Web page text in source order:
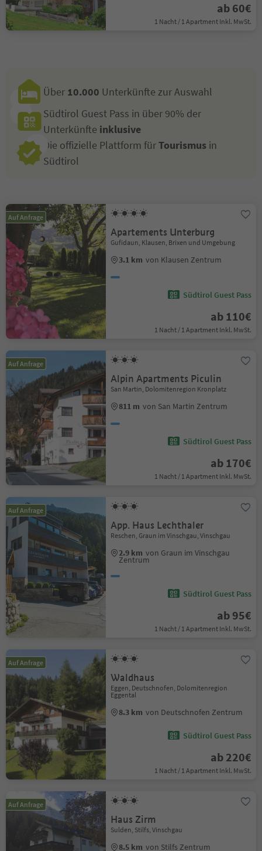
ab 60€
1 Nacht / 1 Apartment Inkl. MwSt.
Über 10.000 Unterkünfte zur Auswahl
Südtirol Guest Pass in über 90% der
Unterkünfte inklusive
Die offizielle Plattform fürTourismus in
Südtirol
Auf Anfrage
Apartements Unterburg
Gufidaun, Klausen, Brixen und Umgebung
3.1 km von Klausen Zentrum
Südtirol Guest Pass
ab 110€
1 Nacht / 1 Apartment Inkl. MwSt.
Auf Anfrage
Alpin Apartments Piculin
San Martin, Dolomitenregion Kronplatz
811 m von San Martin Zentrum
Südtirol Guest Pass
ab 170€
1 Nacht / 1 Apartment Inkl. MwSt.
Auf Anfrage
App. Haus Lechthaler
Reschen, Graun im Vinschgau, Vinschgau
2.9 km von Graun im Vinschgau
Zentrum
Südtirol Guest Pass
ab 95€
1 Nacht / 1 Apartment Inkl. MwSt.
Auf Anfrage
Waldhaus
Eggen, Deutschnofen, Dolomitenregion
Eggental
8.3 km von Deutschnofen Zentrum
Südtirol Guest Pass
ab 220€
1 Nacht / 1 Apartment Inkl. MwSt.
Auf Anfrage
Haus Zirm
Sulden, Stilfs, Vinschgau
8.5 km von Stilfs Zentrum